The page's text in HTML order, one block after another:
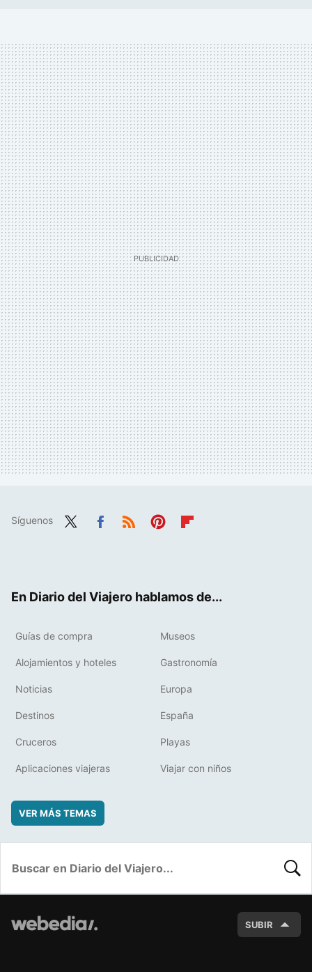
Síguenos
En Diario del Viajero hablamos de...
Guías de compra Museos
Alojamientos y hoteles Gastronomía
Noticias Europa
Destinos España
Cruceros Playas
Aplicaciones viajeras Viajar con niños
VER MÁS TEMAS
SUBIR